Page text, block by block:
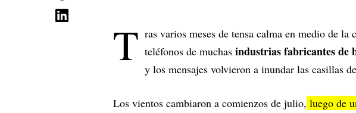
T ras varios meses de tensa calma en medio de
teléfonos de muchas industrias fabricantes de
y los mensajes volvieron a inundar las casillas
Los vientos cambiaron a comienzos de julio, luego de